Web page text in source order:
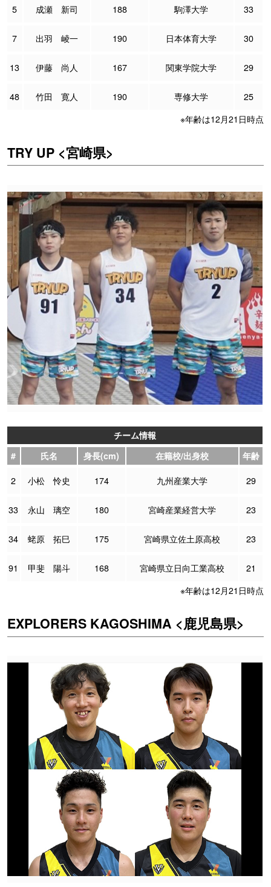
5 成瀬 新司 188 駒澤大学 33
7 出羽 崚一 190 日本体育大学 30
13 伊藤 尚人 167 関東学院大学 29
48 竹田 寛人 190 専修大学
25
※年齢は12月21日時点
TRY UP <宮崎県>
チーム情報
#
氏名 身長(cm) 在籍校/出身校 年齢
2 小松 怜史 174 九州産業大学 29
33 永山 璃空 180 宮崎産業経営大学 23
34 蛯原 拓巳 175 宮崎県立佐土原高校 23
91 甲斐 陽斗 168 宮崎県立日向工業高校
21
※年齢は12月21日時点
EXPLORERS KAGOSHIMA <鹿児島県>